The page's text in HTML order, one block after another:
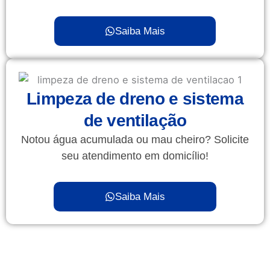
Saiba Mais
Limpeza de dreno e sistema
de ventilação
Notou água acumulada ou mau cheiro? Solicite
seu atendimento em domicílio!
Saiba Mais